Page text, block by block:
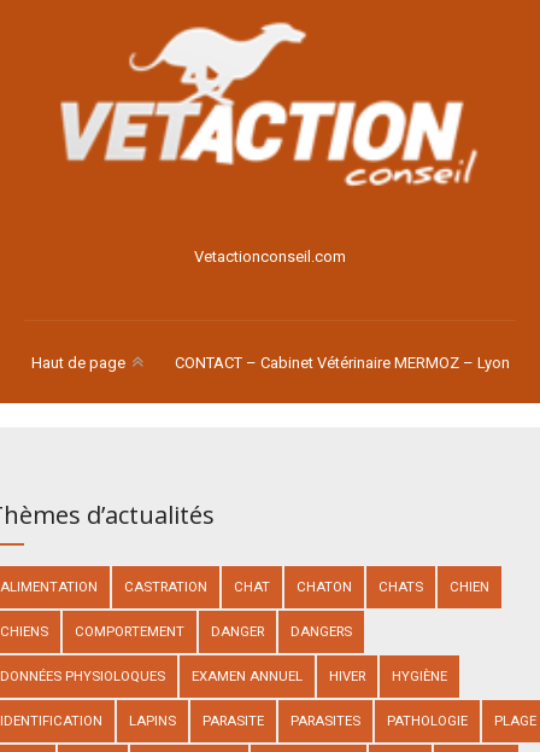
Voir le site
Vetactionconseil.com
Haut de page CONTACT – Cabinet Vétérinaire MERMOZ – Lyon
d’actualités
ALIMENTATION CASTRATION CHAT CHATON CHATS CHIEN
CHIENS COMPORTEMENT DANGER DANGERS
DONNÉES PHYSIOLOQUES EXAMEN ANNUEL HIVER HYGIÈNE
IDENTIFICATION LAPINS PARASITE PARASITES PATHOLOGIE PLAGE